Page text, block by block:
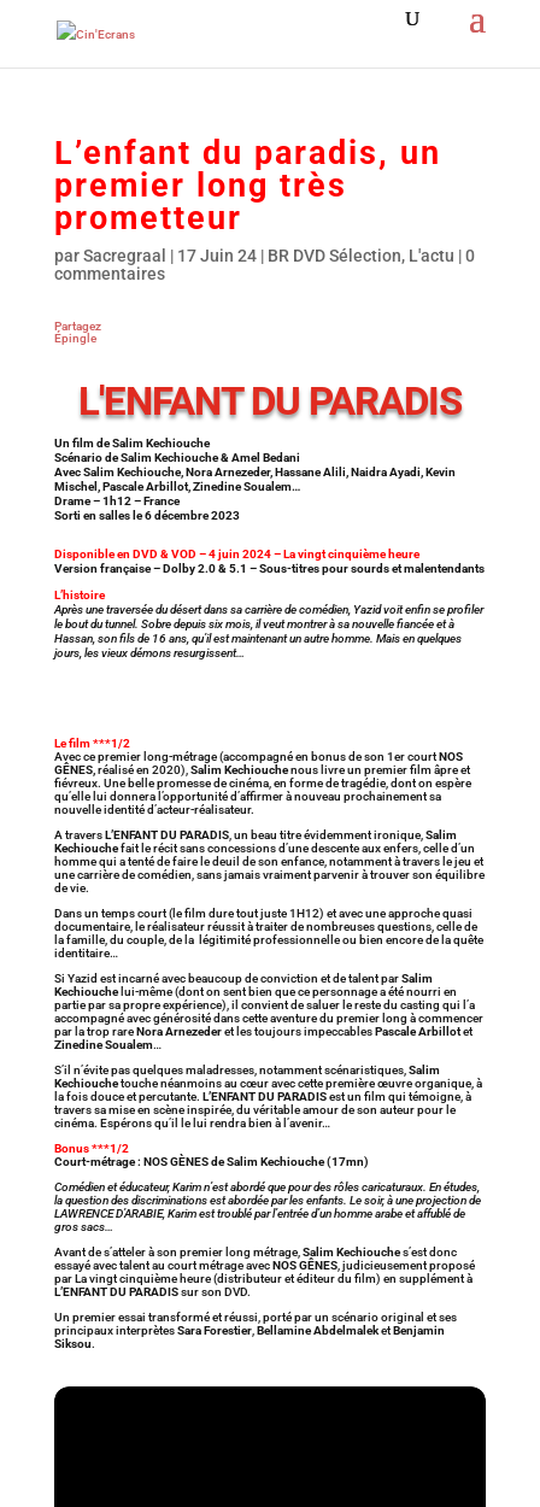
L’enfant du paradis, un
premier long très
prometteur
parSacregraal | 17 Juin 24| BR DVD Sélection, L'actu |0
commentaires
Partagez
Épingle
L'ENFANT DU PARADIS
Un film de Salim Kechiouche
Scénario de Salim Kechiouche & Amel Bedani
Avec Salim Kechiouche, Nora Arnezeder, Hassane Alili, Naidra Ayadi, Kevin
Mischel, Pascale Arbillot, Zinedine Soualem…
Drame – 1h12 – France
Sorti en salles le 6 décembre 2023
Disponible en DVD & VOD – 4 juin 2024 – La vingt cinquième heure
Version française – Dolby 2.0 & 5.1 – Sous-titres pour sourds et malentendants
L’histoire
Après une traversée du désert dans sa carrière de comédien, Yazid voit enfin se profiler
le bout du tunnel. Sobre depuis six mois, il veut montrer à sa nouvelle fiancée et à
Hassan, son fils de 16 ans, qu’il est maintenant un autre homme. Mais en quelques
jours, les vieux démons resurgissent…
Le film ***1/2
Avec ce premier long-métrage (accompagné en bonus de son 1er courtNOS
GÊNES, réalisé en 2020), Salim Kechiouchenous livre un premier film âpre et
fiévreux. Une belle promesse de cinéma, en forme de tragédie, dont on espère
qu’elle lui donnera l’opportunité d’affirmer à nouveau prochainement sa
nouvelle identité d’acteur-réalisateur.
A traversL’ENFANT DU PARADIS, un beau titre évidemment ironique, Salim
Kechiouchefait le récit sans concessions d’une descente aux enfers, celle d’un
homme qui a tenté de faire le deuil de son enfance, notamment à travers le jeu et
une carrière de comédien, sans jamais vraiment parvenir à trouver son équilibre
de vie.
Dans un temps court (le film dure tout juste 1H12) et avec une approche quasi
documentaire, le réalisateur réussit à traiter de nombreuses questions, celle de
la famille, du couple, de la légitimité professionnelle ou bien encore de la quête
identitaire…
Si Yazid est incarné avec beaucoup de conviction et de talent parSalim
Kechiouchelui-même (dont on sent bien que ce personnage a été nourri en
partie par sa propre expérience), il convient de saluer le reste du casting qui l’a
accompagné avec générosité dans cette aventure du premier long à commencer
par la trop rareNora Arnezederet les toujours impeccablesPascale Arbillotet
Zinedine Soualem…
S’il n’évite pas quelques maladresses, notamment scénaristiques, Salim
Kechiouchetouche néanmoins au cœur avec cette première œuvre organique, à
la fois douce et percutante. L’ENFANT DU PARADISest un film qui témoigne, à
travers sa mise en scène inspirée, du véritable amour de son auteur pour le
cinéma. Espérons qu’il le lui rendra bien à l’avenir…
Bonus ***1/2
Court-métrage : NOS GÈNES de Salim Kechiouche (17mn)
Comédien et éducateur, Karim n’est abordé que pour des rôles caricaturaux. En études,
la question des discriminations est abordée par les enfants. Le soir, à une projection de
LAWRENCE D’ARABIE, Karim est troublé par l’entrée d’un homme arabe et affublé de
gros sacs…
Avant de s’atteler à son premier long métrage, Salim Kechiouches’est donc
essayé avec talent au court métrage avecNOS GÊNES, judicieusement proposé
par La vingt cinquième heure (distributeur et éditeur du film) en supplément à
L’ENFANT DU PARADISsur son DVD.
Un premier essai transformé et réussi, porté par un scénario original et ses
principaux interprètesSara Forestier, Bellamine AbdelmaleketBenjamin
Siksou.